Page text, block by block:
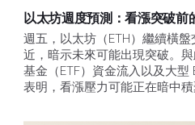
以太坊週度預測：看漲突破前
週五，以太坊（ETH）繼續橫
近，暗示未來可能出現突破。
基金（ETF）資金流入以及大型
表明，看漲壓力可能正在暗中積